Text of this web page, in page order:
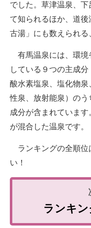
でした。草津温泉、
て知られるほか、道
古湯」にも数えられる
有馬温泉には、環境
している９つの主成
酸水素塩泉、塩化物
性泉、放射能泉）の
成分が含まれていま
が混合した温泉です。
ランキングの全順位
い！
ランキ